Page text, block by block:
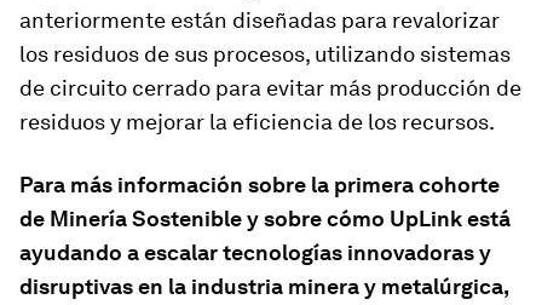
anteriormente están diseñadas para revalorizar
los residuos de sus procesos, utilizando sistemas
de circuito cerrado para evitar más producción de
residuos y mejorar la eficiencia de los recursos.
Para más información sobre la primera cohorte
de Minería Sostenible y sobre cómo UpLink está
ayudando a escalar tecnologías innovadoras y
disruptivas en la industria minera y metalúrgica,